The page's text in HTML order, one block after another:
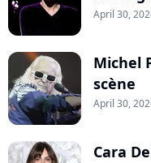
April 30,
Michel
scène
April 30,
Cara